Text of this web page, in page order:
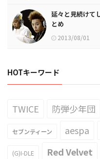
延々と見続けて
とめ
2013/08/01
HOTキーワード
TWICE 防弾少年団
セブンティーン aespa
(G)I-DLE Red Velvet